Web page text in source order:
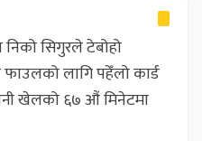
निको सिगुरले टेबोहो
लागि पहेँलो कार्ड
खेलको ६७ औं मिनेटमा